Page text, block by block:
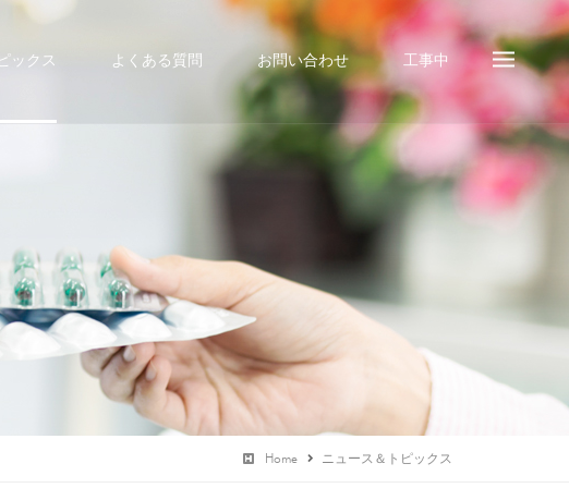
ックス よくある質問 お問い合わせ 工事中
Home ニュース＆トピックス